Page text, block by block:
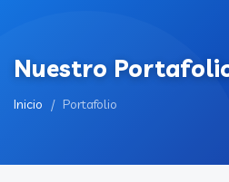
Nuestro
Inicio / Portafolio